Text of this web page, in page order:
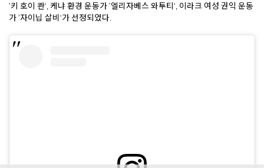
’키 호이 콴‘, 케냐 환경 운동가 ’엘리자베스 와투티‘, 이라크 여성 권익 운동
가 ’자이닙 살비‘가 선정되었다.